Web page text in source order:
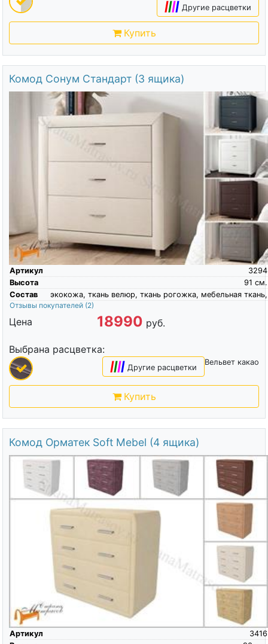
|||| Другие расцветки
Купить
Комод Сонум Стандарт (3 ящика)
Артикул
3294
Высота
см.
91
Состав
экокожа, ткань велюр, ткань рогожка, мебельная ткань,
Отзывы покупателей (2)
Цена 18990 руб.
Выбрана расцветка:
Вельвет какао
|||| Другие расцветки
Купить
Комод Орматек Soft Mebel (4 ящика)
Артикул
3416